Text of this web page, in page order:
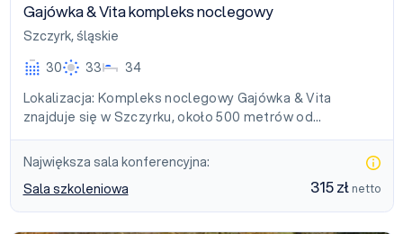
Gajówka & Vita kompleks noclegowy
Szczyrk, śląskie
30
33
34
Lokalizacja: Kompleks noclegowy Gajówka & Vita
znajduje się w Szczyrku, około 500 metrów od…
Największa sala konferencyjna:
Sala szkoleniowa
315 zł netto